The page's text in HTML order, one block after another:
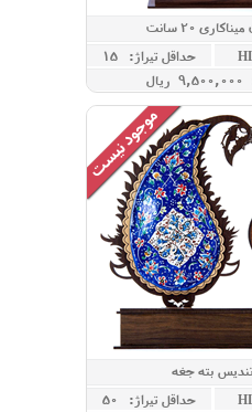
20 سانت
حداقل تيراژ: 15
تندیس بته جغه
حداقل تيراژ: 50